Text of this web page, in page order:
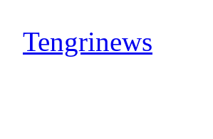
Tengrinews